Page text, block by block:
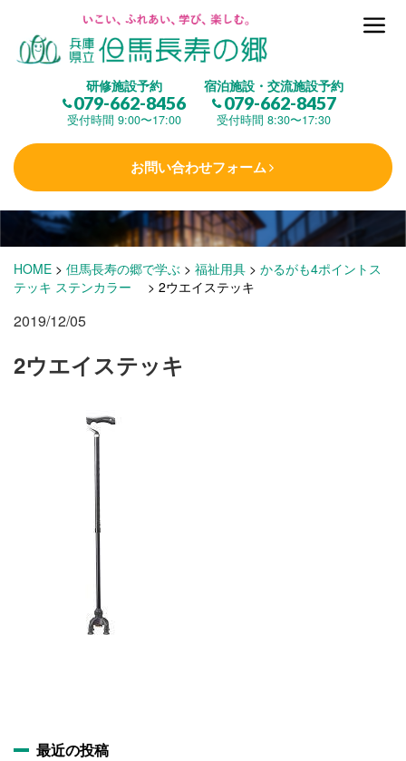
研修施設予約
079-662-8456
受付時間 9:00〜17:00
宿泊施設・交流施設予約
079-662-8457
受付時間 8:30〜17:30
お問い合わせフォーム
但馬長寿の郷とは
(研修施設)
楽しむ
学 ぶ(健康福祉)
泊まる(宿泊)
HOME > 但馬長寿の郷で学ぶ > 福祉用具 > かるがも4ポイントス
テッキ ステンカラー
> 2ウエイステッキ
2019/12/05
2ウエイステッキ
最近の投稿